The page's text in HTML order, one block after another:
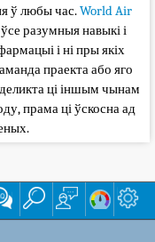
ў любы час.World Air
разумныя навыкі і
і ні пры якіх
праекта або яго
ці іншым чынам
прама ці ўскосна ад